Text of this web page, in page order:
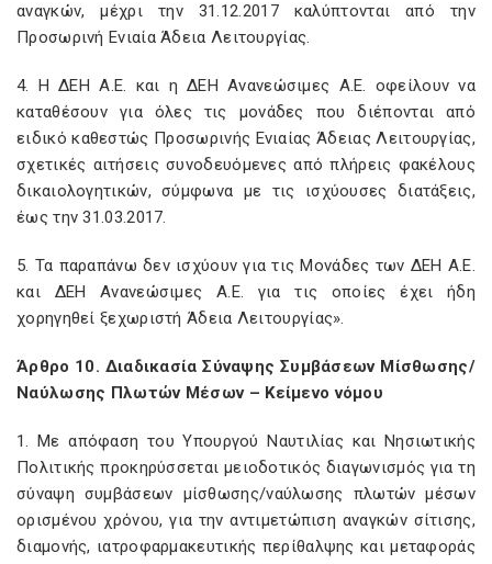
αναγκών, μέχρι την 31.12.2017 καλύπτονται από την
Προσωρινή Ενιαία Άδεια Λειτουργίας.
4. Η ΔΕΗ Α.Ε. και η ΔΕΗ Ανανεώσιμες Α.Ε. οφείλουν να
καταθέσουν για όλες τις μονάδες που διέπονται από
ειδικό καθεστώς Προσωρινής Ενιαίας Άδειας Λειτουργίας,
σχετικές αιτήσεις συνοδευόμενες από πλήρεις φακέλους
δικαιολογητικών, σύμφωνα με τις ισχύουσες διατάξεις,
έως την 31.03.2017.
5. Τα παραπάνω δεν ισχύουν για τις Μονάδες των ΔΕΗ Α.Ε.
και ΔΕΗ Ανανεώσιμες Α.Ε. για τις οποίες έχει ήδη
χορηγηθεί ξεχωριστή Άδεια Λειτουργίας».
Άρθρο 10. Διαδικασία Σύναψης Συμβάσεων Μίσθωσης/
Ναύλωσης Πλωτών Μέσων – Κείμενο νόμου
1. Με απόφαση του Υπουργού Ναυτιλίας και Νησιωτικής
Πολιτικής προκηρύσσεται μειοδοτικός διαγωνισμός για τη
σύναψη συμβάσεων μίσθωσης/ναύλωσης πλωτών μέσων
ορισμένου χρόνου, για την αντιμετώπιση αναγκών σίτισης,
διαμονής, ιατροφαρμακευτικής περίθαλψης και μεταφοράς